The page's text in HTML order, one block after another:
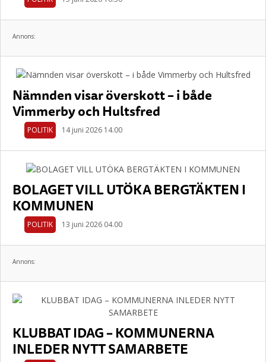
Annons:
Nämnden visar överskott – i både
Vimmerby och Hultsfred
POLITIK 14 juni 2026 14.00
BOLAGET VILL UTÖKA BERGTÄKTEN I
KOMMUNEN
POLITIK 13 juni 2026 04.00
Annons:
KLUBBAT IDAG – KOMMUNERNA
INLEDER NYTT SAMARBETE